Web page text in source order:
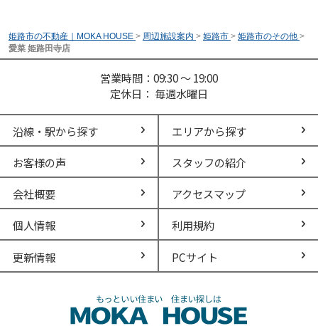
姫路市の不動産｜MOKA HOUSE > 周辺施設案内 > 姫路市 > 姫路市のその他 >
愛菜 姫路田寺店
営業時間：09:30 ～ 19:00
定休日： 毎週水曜日
沿線・駅から探す エリアから探す
お客様の声 スタッフの紹介
会社概要 アクセスマップ
個人情報 利用規約
更新情報 PCサイト